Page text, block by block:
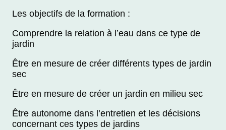
Les objectifs de la formation :
Comprendre la relation à l’eau dans ce type de
jardin
Être en mesure de créer différents types de jardin
sec
Être en mesure de créer un jardin en milieu sec
Être autonome dans l’entretien et les décisions
concernant ces types de jardins